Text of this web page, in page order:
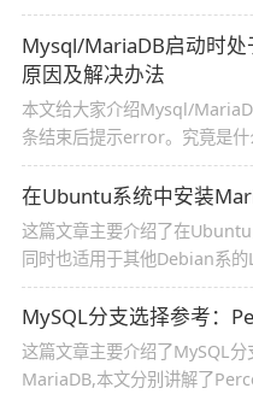
购）。除了作为一个Mysql的
新特性使它优于MySQL。通
mariadb区别，需要的朋友可
Mysql/MariaDB启动时
原因及解决办法
本文给大家介绍Mysql/
条结束后提示error。究竟是
编一起看看该如何解决此问题
在Ubuntu系统中安装
这篇文章主要介绍了在
同时也适用于其他Debian系
MySQL分支选择参考：
这篇文章主要介绍了MySQL
MariaDB,本文分别讲解了